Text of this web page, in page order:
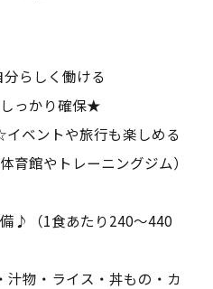
らしく働ける
っかり確保★
ベントや旅行も楽しめる
育館やトレーニングジム）
♪（1食あたり240～440
物・ライス・丼もの・カ